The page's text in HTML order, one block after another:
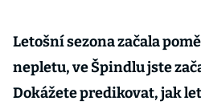
Letošní sezona začala
nepletu, ve Špindlu jste
Dokážete predikovat, jak